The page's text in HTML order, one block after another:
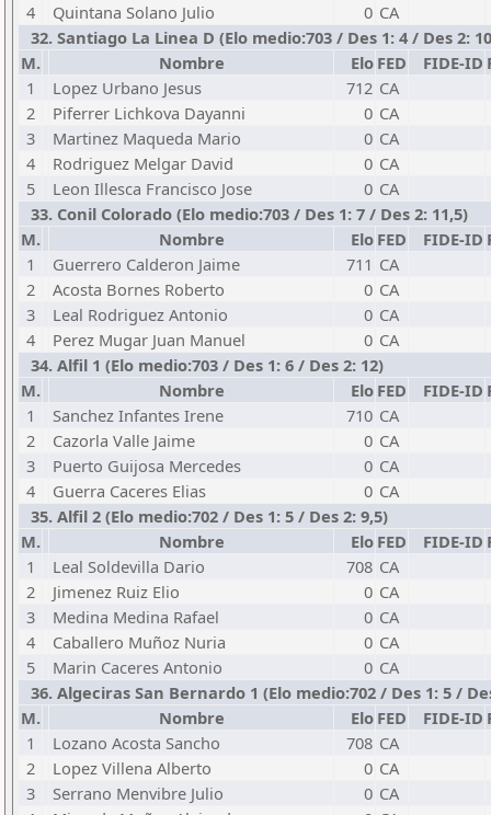
4
Quintana Solano Julio 0 CA
32. Santiago La Linea D (Elo medio:703 / Des 1: 4 / Des 2:
M.
Nombre Elo FED FIDE-ID
1
Lopez Urbano Jesus 712 CA
2
Piferrer Lichkova Dayanni 0 CA
3
Martinez Maqueda Mario 0 CA
4
Rodriguez Melgar David 0 CA
5
Leon Illesca Francisco Jose 0 CA
33. Conil Colorado (Elo medio:703 / Des 1: 7 / Des 2: 11,5)
M.
Nombre Elo FED FIDE-ID
1
Guerrero Calderon Jaime 711 CA
2
Acosta Bornes Roberto 0 CA
3
Leal Rodriguez Antonio 0 CA
4
Perez Mugar Juan Manuel 0 CA
34. Alfil 1 (Elo medio:703 / Des 1: 6 / Des 2: 12)
M.
Nombre Elo FED FIDE-ID
1
Sanchez Infantes Irene 710 CA
2
Cazorla Valle Jaime 0 CA
3
Puerto Guijosa Mercedes 0 CA
4
Guerra Caceres Elias 0 CA
35. Alfil 2 (Elo medio:702 / Des 1: 5 / Des 2: 9,5)
M.
Nombre Elo FED FIDE-ID
1
Leal Soldevilla Dario 708 CA
2
Jimenez Ruiz Elio 0 CA
3
Medina Medina Rafael 0 CA
4
Caballero Muñoz Nuria 0 CA
5
Marin Caceres Antonio 0 CA
36. Algeciras San Bernardo 1 (Elo medio:702 / Des 1: 5 /
M.
Nombre Elo FED FIDE-ID
1
Lozano Acosta Sancho 708 CA
2
Lopez Villena Alberto 0 CA
3
Serrano Menvibre Julio 0 CA